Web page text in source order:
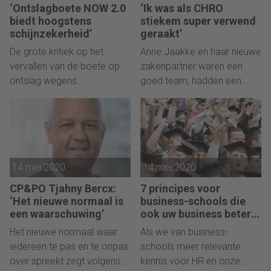
‘Ontslagboete NOW 2.0
biedt hoogstens
schijnzekerheid’
De grote kritiek op het
vervallen van de boete op
ontslag wegens
NOW-regeling is onterecht,
aldus advocaat Nicole
‘Ik was als CHRO
stiekem super verwend
geraakt’
Anne Jaakke en haar nieuwe
zakenpartner waren een
goed team, hadden een
product. Wat zou er in
hemelsnaam mis kunnen
gaan...?
14 mei 2020
CP&PO Tjahny Bercx:
‘Het nieuwe normaal is
een waarschuwing’
Het nieuwe normaal waar
iedereen te pas en te onpas
over spreekt zegt volgens
14 mei 2020
7 principes voor
business-schools die
ook uw business beter
maken
Als we van business-
schools meer relevante
kennis voor HR en onze